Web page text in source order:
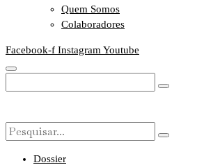
Quem Somos
Colaboradores
Facebook-f Instagram Youtube
Dossier